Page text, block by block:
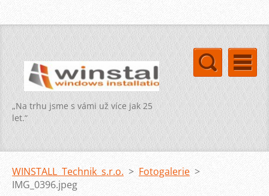
„Na trhu jsme s vámi už více jak 25
let.“
WINSTALL Technik s.r.o. > Fotogalerie >
IMG_0396.jpeg